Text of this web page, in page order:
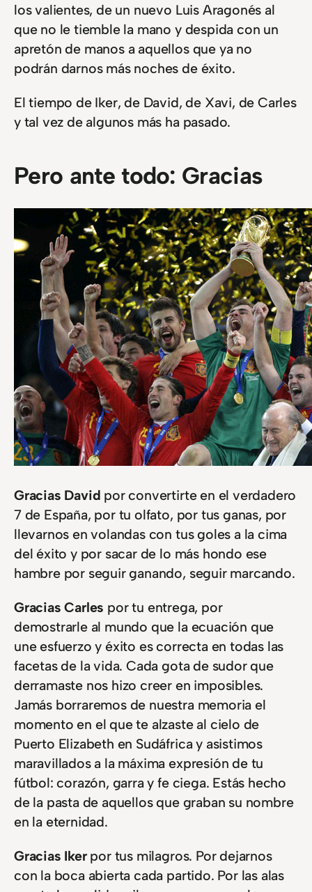
los valientes, de un nuevo Luis Aragonés al
que no le tiemble la mano y despida con un
apretón de manos a aquellos que ya no
podrán darnos más noches de éxito.
El tiempo de Iker, de David, de Xavi, de Carles
y tal vez de algunos más ha pasado.
Pero ante todo: Gracias
Gracias David por convertirte en el verdadero
7 de España, por tu olfato, por tus ganas, por
llevarnos en volandas con tus goles a la cima
del éxito y por sacar de lo más hondo ese
hambre por seguir ganando, seguir marcando.
Gracias Carles por tu entrega, por
demostrarle al mundo que la ecuación que
une esfuerzo y éxito es correcta en todas las
facetas de la vida. Cada gota de sudor que
derramaste nos hizo creer en imposibles.
Jamás borraremos de nuestra memoria el
momento en el que te alzaste al cielo de
Puerto Elizabeth en Sudáfrica y asistimos
maravillados a la máxima expresión de tu
fútbol: corazón, garra y fe ciega. Estás hecho
de la pasta de aquellos que graban su nombre
en la eternidad.
Gracias Ikerpor tus milagros. Por dejarnos
con la boca abierta cada partido. Por las alas